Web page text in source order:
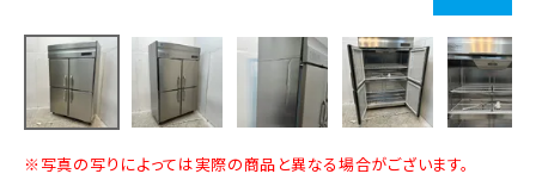
※写真の写りによっては実際の商品と異なる場合がございます。